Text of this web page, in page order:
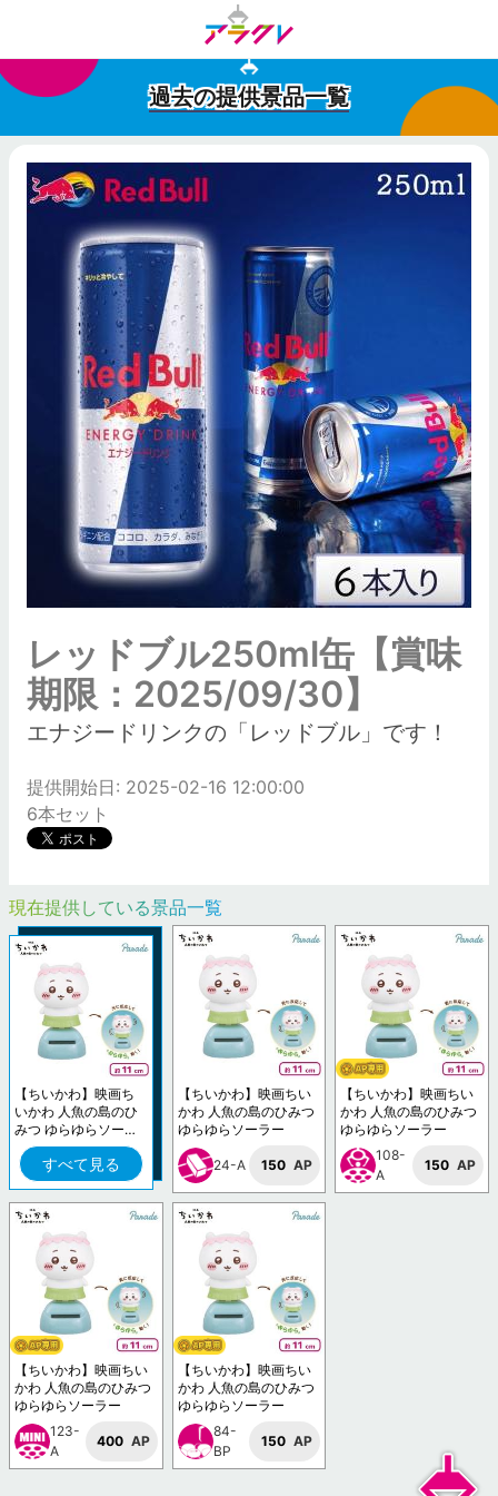
過去の提供景品一覧
レッドブル250ml缶【賞味
期限：2025/09/30】
エナジードリンクの「レッドブル」です！
提供開始日: 2025-02-16 12:00:00
6本セット
現在提供している景品一覧
【ちいかわ】映画ち
いかわ 人魚の島のひ
みつ ゆらゆらソーラ
ー
すべて見る
【ちいかわ】映画ちい
かわ 人魚の島のひみつ
ゆらゆらソーラー
24-A 150 AP
【ちいかわ】映画ちい
かわ 人魚の島のひみつ
ゆらゆらソーラー
108-
A
150 AP
【ちいかわ】映画ちい
かわ 人魚の島のひみつ
ゆらゆらソーラー
123-
A
400 AP
【ちいかわ】映画ちい
かわ 人魚の島のひみつ
ゆらゆらソーラー
84-
BP
150 AP